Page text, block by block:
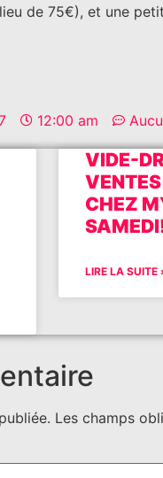
de 75€), et une
12:00 am
VIDE-
CHEZ
LIRE LA SUITE
Les champs